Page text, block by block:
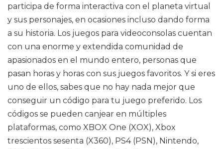
participa de forma interactiva con el planeta virtual
y sus personajes, en ocasiones incluso dando forma
a su historia. Los juegos para videoconsolas cuentan
con una enorme y extendida comunidad de
apasionados en el mundo entero, personas que
pasan horas y horas con sus juegos favoritos. Y si eres
uno de ellos, sabes que no hay nada mejor que
conseguir un código para tu juego preferido. Los
códigos se pueden canjear en múltiples
plataformas, como XBOX One (XOX), Xbox
trescientos sesenta (X360), PS4 (PSN), Nintendo,